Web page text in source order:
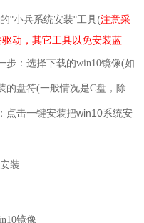
"小兵系统安装"工具(注意采
动，其它工具以免安装蓝
步：选择下载的win10镜像(如
的盘符(一般情况是C盘，除
点击一键安装把win10系统安